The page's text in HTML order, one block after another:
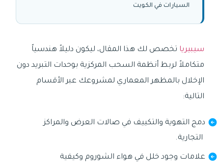
السيارات في الكويت
سيبيريا تخصص لك هذا المقال، ليكون دليلاً هندسياً
متكاملاً لربط أنظمة السحب المركزية بوحدات التبريد دون
الإخلال بالمظهر المعماري لمشروعك عبر الأقسام
التالية:
دمج التهوية والتكييف في صالات العرض والمراكز
التجارية.
علامات وجود خلل في هواء الشوروم وكيفية